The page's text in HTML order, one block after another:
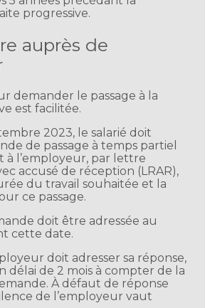
progressive.
auprès de
demander le passage à la
est facilitée.
2023, le salarié doit
de passage à temps partiel
à l’employeur, par lettre
accusé de réception (LRAR),
du travail souhaitée et la
ce passage.
doit être adressée au
cette date.
doit adresser sa réponse,
délai de 2 mois à compter de la
À défaut de réponse
de l’employeur vaut